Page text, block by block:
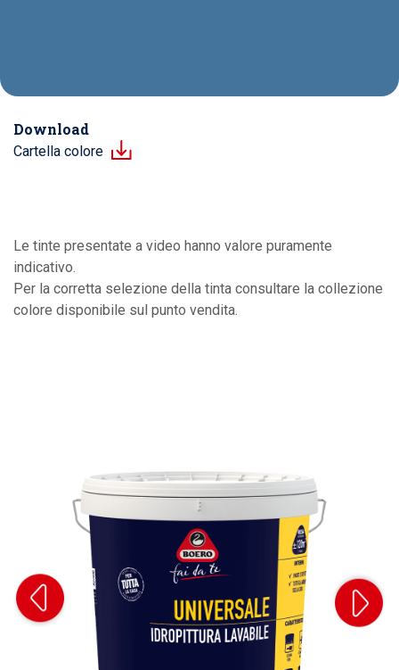
Download
Cartella colore
Le tinte presentate a video hanno valore puramente
indicativo.
Per la corretta selezione della tinta consultare la collezione
colore disponibile sul punto vendita.